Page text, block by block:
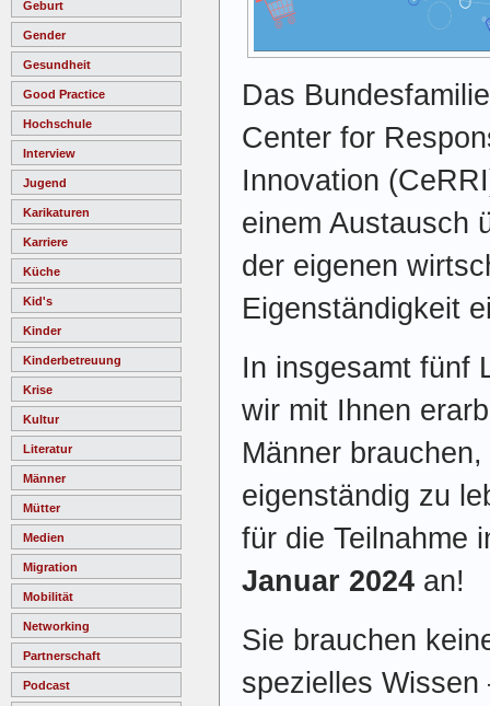
Geburt
Gender
Gesundheit
Good Practice
Hochschule
Interview
Jugend
Karikaturen
Karriere
Küche
Kid's
Kinder
Kinderbetreuung
Krise
Kultur
Literatur
Männer
Mütter
Medien
Migration
Mobilität
Networking
Partnerschaft
Podcast
Das
Center for
Innovation
einem Austausch
der eigenen
Eigenständigkeit
In insgesamt fünf
wir mit Ihnen
Männer
eigenständig zu
für die Teilnahme
Januar 2024 an!
Sie brauchen
spezielles